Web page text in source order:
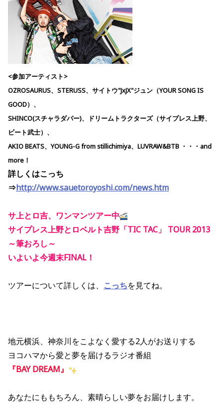
<参加アーティスト>
OZROSAURUS、STERUSS、サイトウ"JxJX"ジュン（YOUR SONG IS
GOOD）、
SHINCO(スチャラダパー)、ドリームトラクターズ（サイプレス上野、
ビート武士）、
AKIO BEATS、YOUNG-G from stillichimiya、LUVRAW&BTB ・・・and
more！
詳しくはこっち
⇒http://www.sauetoroyoshi.com/news.htm
サ上とロ吉、ワンマンツアー中
サイプレス上野とロベルト吉野「TIC TAC」 TOUR 2013
～筆おろし～
いよいよ今週末FINAL！
ツアーについて詳しくは、 こっちを見てね。
地元横浜、神奈川をこよなく愛する2人がお送りする
ヨコハマから愛と夢を届けるラジオ番組
『BAY DREAM』
あなたにももちろん、素晴らしい夢をお届けします。